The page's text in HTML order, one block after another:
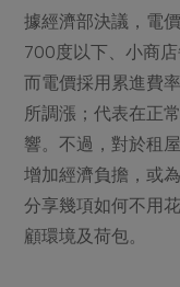
調味醬料/南北貨
休閒零嘴
保健食品
居家好物
美妝保養
醬料
湯品．鍋物
漬物
涼拌沙拉
飲品
更多當季產品
議題活動
主婦聯盟X樂齡網特約
30%rPET紅烏龍茶
2024農業發展計畫年度
減硝酸鹽
非基改運動
廢核運動
公益金
更多議題
檢驗報告
硝酸鹽檢驗
社員權益
合作社法規
社務專區
據經濟部決議，電
700度以下、小商
而電價採用累進費
所調漲；代表在正
響。不過，對於租
增加經濟負擔，或
分享幾項如何不用
顧環境及荷包。